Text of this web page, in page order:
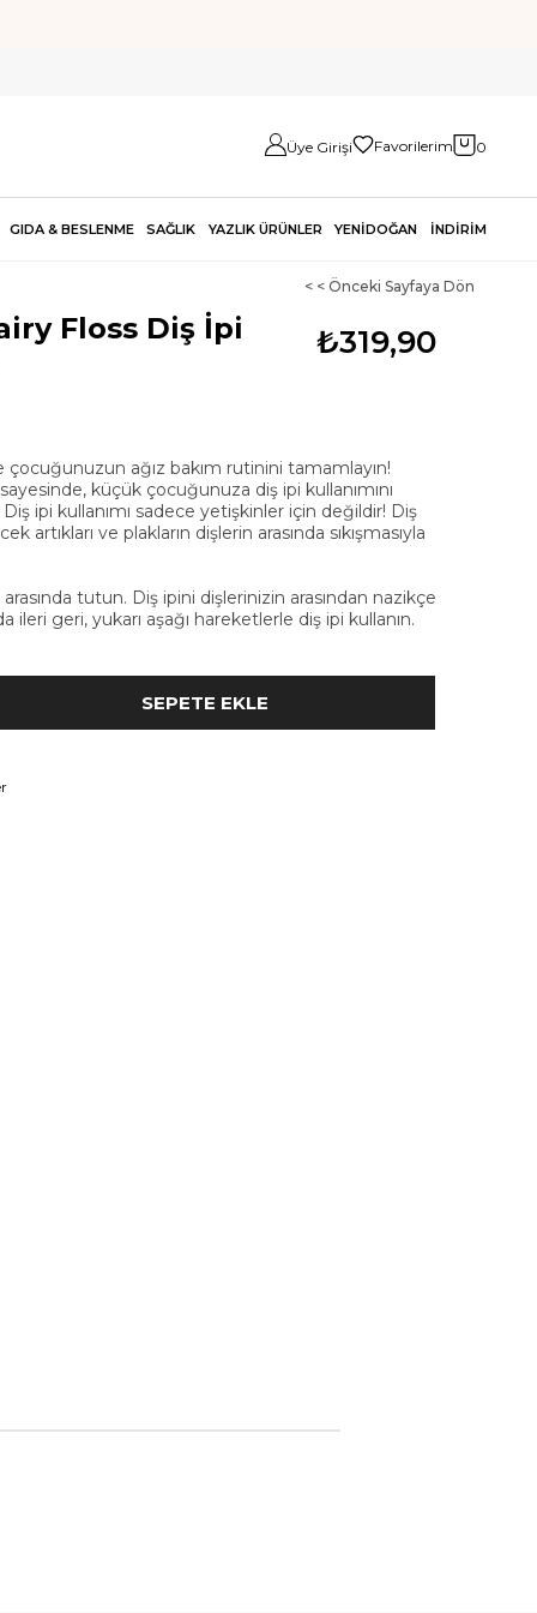
Üye Girişi Favorilerim 0
GIDA & BESLENME SAĞLIK YAZLIK ÜRÜNLER YENİDOĞAN İNDİRİM
< < Önceki Sayfaya Dön
₺319,90
Floss Diş İpi
çocuğunuzun ağız bakım rutinini tamamlayın!
sayesinde, küçük çocuğunuza diş ipi kullanımını
ipi kullanımı sadece yetişkinler için değildir! Diş
artıkları ve plakların dişlerin arasında sıkışmasıyla
arasında tutun. Diş ipini dişlerinizin arasından nazikçe
ileri geri, yukarı aşağı hareketlerle diş ipi kullanın.